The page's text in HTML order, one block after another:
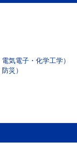
気電子・化学工学）
災）